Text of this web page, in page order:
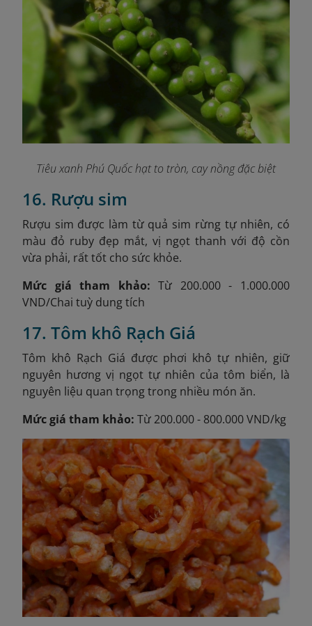
Tiêu xanh Phú Quốc hạt to tròn, cay nồng đặc biệt
16. Rượu sim
Rượu sim được làm từ quả sim rừng tự nhiên, có
màu đỏ ruby đẹp mắt, vị ngọt thanh với độ cồn
vừa phải, rất tốt cho sức khỏe.
Mức giá tham khảo:Từ 200.000 - 1.000.000
VND/Chai tuỳ dung tích
17. Tôm khô Rạch Giá
Tôm khô Rạch Giá được phơi khô tự nhiên, giữ
nguyên hương vị ngọt tự nhiên của tôm biển, là
nguyên liệu quan trọng trong nhiều món ăn.
Mức giá tham khảo: Từ 200.000 - 800.000 VND/kg